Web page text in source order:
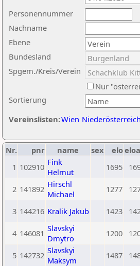
Nachname
Ebene
Sortierung
Personennummer
Bundesland
Spgem./Kreis/Verein
Nur
Vereinslisten:Wien Niederösterreich
Nr. pnr name sex elo
1 102910 Fink
Helmut
1695
2 141892 Hirschl
Michael
1277
3 144216 Kralik Jakub 1423
4 146081 Slavskyi
Dmytro
1200
5 142732 Slavskyi
Maksym
1487